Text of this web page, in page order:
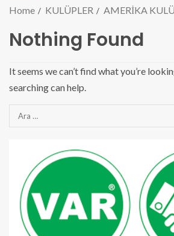
Home KULÜPLER AMERİKA
Nothing Found
It seems we can’t find what you’re
searching can help.